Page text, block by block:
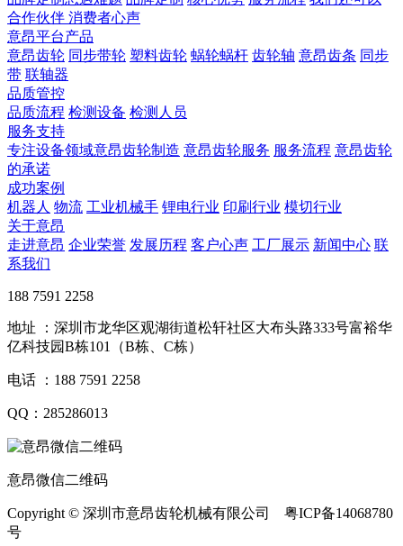
合作伙伴 ​ 消费者心声
意昂平台产品
意昂齿轮 同步带轮 塑料齿轮 蜗轮蜗杆 齿轮轴 意昂齿条 同步
带 联轴器
品质管控
品质流程 检测设备 检测人员
服务支持
专注设备领域意昂齿轮制造 意昂齿轮服务 服务流程 意昂齿轮
的承诺
成功案例
机器人 物流 工业机械手 锂电行业 印刷行业 模切行业
关于意昂
走进意昂 企业荣誉 发展历程 客户心声 工厂展示 新闻中心 联
系我们
188 7591 2258
地址 ：深圳市龙华区观湖街道松轩社区大布头路333号富裕华
亿科技园B栋101（B栋、C栋）
电话 ：188 7591 2258
QQ：285286013
意昂微信二维码
Copyright © 深圳市意昂齿轮机械有限公司 粤ICP备14068780
号